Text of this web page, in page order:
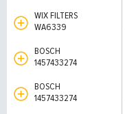
WIX FILTERS
WA6339
BOSCH
1457433274
BOSCH
1457433274